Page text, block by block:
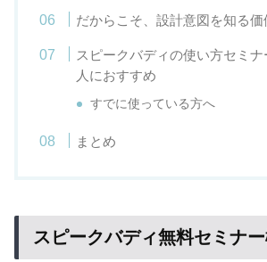
だからこそ、設計意図を知る価
スピークバディの使い方セミ
人におすすめ
すでに使っている方へ
まとめ
スピークバディ無料セミナ